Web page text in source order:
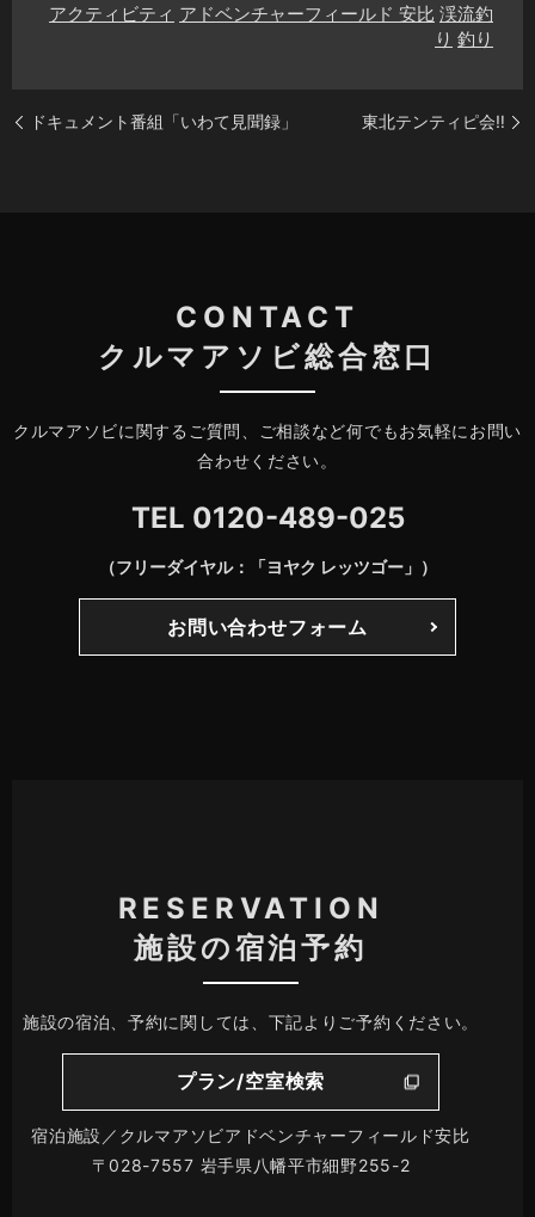
アクティビティ アドベンチャーフィールド 安比 渓流釣
り 釣り
ドキュメント番組「いわて見聞録」 東北テンティピ会‼️
CONTACT
クルマアソビ総合窓口
クルマアソビに関するご質問、ご相談など何でもお気軽にお問い
合わせください。
TEL 0120-489-025
（フリーダイヤル：「ヨヤク レッツゴー」）
お問い合わせフォーム
RESERVATION
施設の宿泊予約
施設の宿泊、予約に関しては、下記よりご予約ください。
プラン/空室検索
宿泊施設／クルマアソビアドベンチャーフィールド安比
〒028-7557 岩手県八幡平市細野255-2